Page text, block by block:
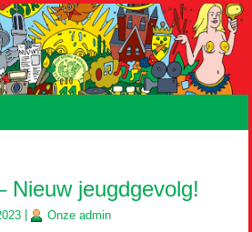
Nieuw jeugdgevolg!
Onze admin